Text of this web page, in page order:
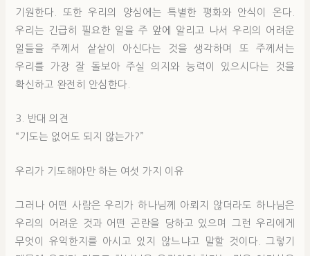
기원한다. 또한 우리의 양심에는 특별한 평화와 안식이 온다.
우리는 긴급히 필요한 일을 주 앞에 알리고 나서 우리의 어려운
일들을 주께서 샅샅이 아신다는 것을 생각하며 또 주께서는
우리를 가장 잘 돌보아 주실 의지와 능력이 있으시다는 것을
확신하고 완전히 안심한다.
3. 반대 의견
“기도는 없어도 되지 않는가?”
우리가 기도해야만 하는 여섯 가지 이유
그러나 어떤 사람은 우리가 하나님께 아뢰지 않더라도 하나님은
우리의 어려운 것과 어떤 곤란을 당하고 있으며 그런 우리에게
무엇이 유익한지를 아시고 있지 않느냐고 말할 것이다. 그렇기